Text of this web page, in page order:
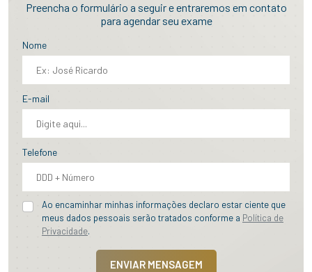
Preencha o formulário a seguir e entraremos em contato
para agendar seu exame
Nome
E-mail
Telefone
Ao encaminhar minhas informações declaro estar ciente que
meus dados pessoais serão tratados conforme a Política de
Privacidade.
ENVIAR MENSAGEM